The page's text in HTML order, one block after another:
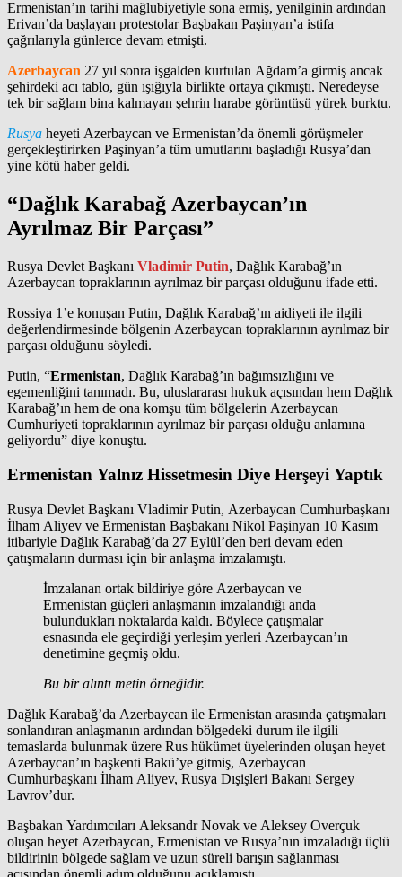
Ermenistan’ın tarihi mağlubiyetiyle sona ermiş, yenilginin ardından
Erivan’da başlayan protestolar Başbakan Paşinyan’a istifa
çağrılarıyla günlerce devam etmişti.
Azerbaycan 27 yıl sonra işgalden kurtulan Ağdam’a girmiş ancak
şehirdeki acı tablo, gün ışığıyla birlikte ortaya çıkmıştı. Neredeyse
tek bir sağlam bina kalmayan şehrin harabe görüntüsü yürek burktu.
Rusya heyeti Azerbaycan ve Ermenistan’da önemli görüşmeler
gerçekleştirirken Paşinyan’a tüm umutlarını başladığı Rusya’dan
yine kötü haber geldi.
“Dağlık Karabağ Azerbaycan’ın
Ayrılmaz Bir Parçası”
Rusya Devlet Başkanı Vladimir Putin, Dağlık Karabağ’ın
Azerbaycan topraklarının ayrılmaz bir parçası olduğunu ifade etti.
Rossiya 1’e konuşan Putin, Dağlık Karabağ’ın aidiyeti ile ilgili
değerlendirmesinde bölgenin Azerbaycan topraklarının ayrılmaz bir
parçası olduğunu söyledi.
Putin, “Ermenistan, Dağlık Karabağ’ın bağımsızlığını ve
egemenliğini tanımadı. Bu, uluslararası hukuk açısından hem Dağlık
Karabağ’ın hem de ona komşu tüm bölgelerin Azerbaycan
Cumhuriyeti topraklarının ayrılmaz bir parçası olduğu anlamına
geliyordu” diye konuştu.
Ermenistan Yalnız Hissetmesin Diye Herşeyi Yaptık
Rusya Devlet Başkanı Vladimir Putin, Azerbaycan Cumhurbaşkanı
İlham Aliyev ve Ermenistan Başbakanı Nikol Paşinyan 10 Kasım
itibariyle Dağlık Karabağ’da 27 Eylül’den beri devam eden
çatışmaların durması için bir anlaşma imzalamıştı.
İmzalanan ortak bildiriye göre Azerbaycan ve
Ermenistan güçleri anlaşmanın imzalandığı anda
bulundukları noktalarda kaldı. Böylece çatışmalar
esnasında ele geçirdiği yerleşim yerleri Azerbaycan’ın
denetimine geçmiş oldu.
Bu bir alıntı metin örneğidir.
Dağlık Karabağ’da Azerbaycan ile Ermenistan arasında çatışmaları
sonlandıran anlaşmanın ardından bölgedeki durum ile ilgili
temaslarda bulunmak üzere Rus hükümet üyelerinden oluşan heyet
Azerbaycan’ın başkenti Bakü’ye gitmiş, Azerbaycan
Cumhurbaşkanı İlham Aliyev, Rusya Dışişleri Bakanı Sergey
Lavrov’dur.
Başbakan Yardımcıları Aleksandr Novak ve Aleksey Overçuk
oluşan heyet Azerbaycan, Ermenistan ve Rusya’nın imzaladığı üçlü
bildirinin bölgede sağlam ve uzun süreli barışın sağlanması
açısından önemli adım olduğunu açıklamıştı.